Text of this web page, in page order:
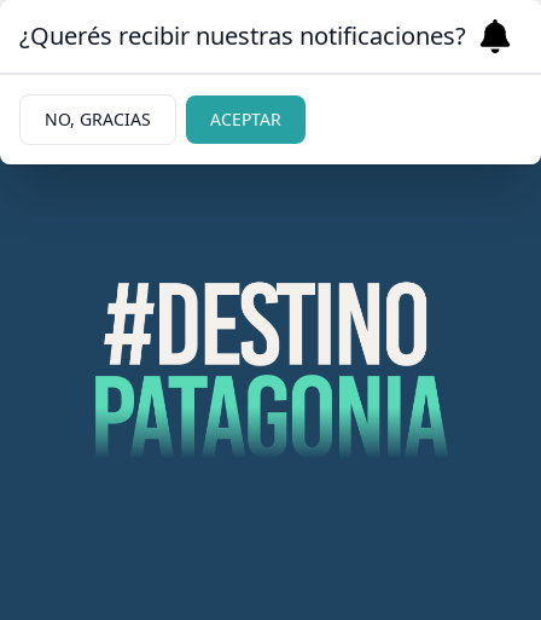
¿Querés recibir nuestras notificaciones?
NO, GRACIAS ACEPTAR